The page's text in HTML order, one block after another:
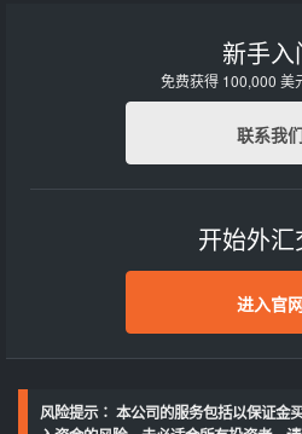
新手入
免费获得 100,000 美
联系我
开始外汇
进入官
风险提示∶ 本公司的服务包括以保证金